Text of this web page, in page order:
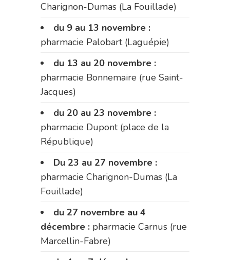
Charignon-Dumas (La Fouillade)
du 9 au 13 novembre :
pharmacie Palobart (Laguépie)
du 13 au 20 novembre :
pharmacie Bonnemaire (rue Saint-
Jacques)
du 20 au 23 novembre :
pharmacie Dupont (place de la
République)
Du 23 au 27 novembre :
pharmacie Charignon-Dumas (La
Fouillade)
du 27 novembre au 4
décembre : pharmacie Carnus (rue
Marcellin-Fabre)